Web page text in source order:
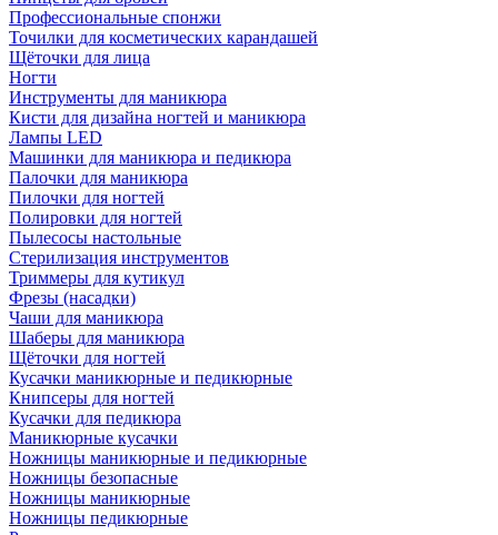
Профессиональные спонжи
Точилки для косметических карандашей
Щёточки для лица
Ногти
Инструменты для маникюра
Кисти для дизайна ногтей и маникюра
Лампы LED
Машинки для маникюра и педикюра
Палочки для маникюра
Пилочки для ногтей
Полировки для ногтей
Пылесосы настольные
Стерилизация инструментов
Триммеры для кутикул
Фрезы (насадки)
Чаши для маникюра
Шаберы для маникюра
Щёточки для ногтей
Кусачки маникюрные и педикюрные
Книпсеры для ногтей
Кусачки для педикюра
Маникюрные кусачки
Ножницы маникюрные и педикюрные
Ножницы безопасные
Ножницы маникюрные
Ножницы педикюрные